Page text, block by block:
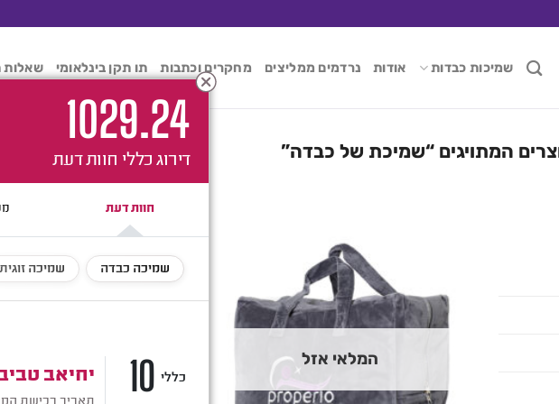
שמיכות כבדות אודות נרדמים ממליצים מחקרים וכתבות תו תקן בינלאומי שאלות
המתויגים “שמיכת של כבדה”
המלאי אזל
9.24
דירוג כללי
102
חוות דעת